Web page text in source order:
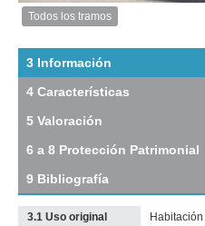
Anterior Pausa Siguiente
Imagen
tramo:
Juan
Carlos
(JCG
Descargar
tamaño
original
Todos los tramos
3 Información
4 Características
5 Valoración
6 a 8 Protección Patrimonial
9 Bibliografía
3.1 Uso original
Habitación